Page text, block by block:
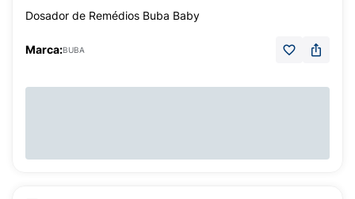
Dosador de Remédios Buba Baby
Marca:BUBA